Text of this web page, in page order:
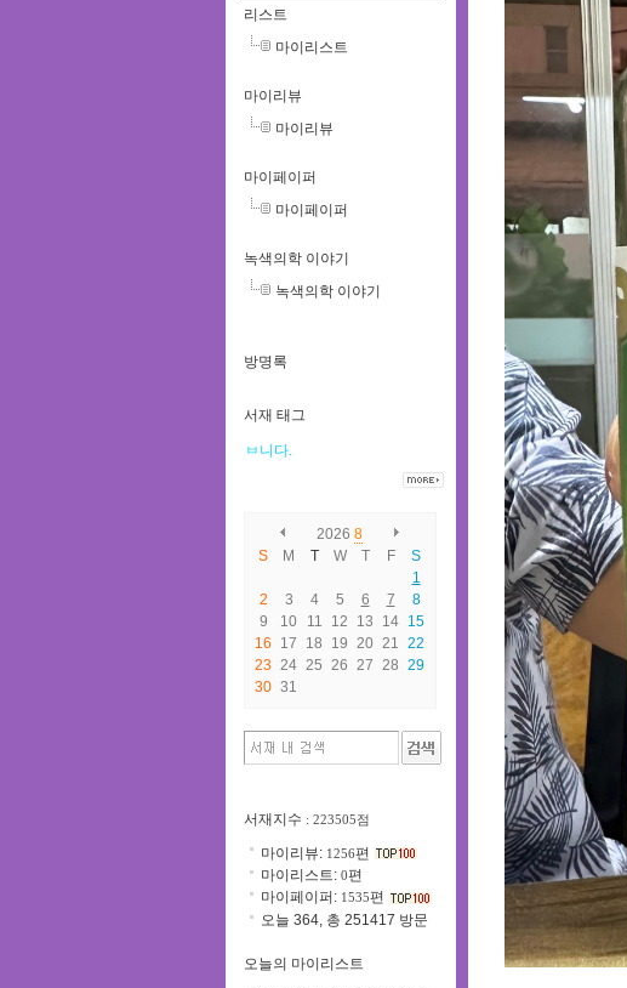
리스트
마이리스트
마이리뷰
마이리뷰
마이페이퍼
마이페이퍼
녹색의학 이야기
녹색의학 이야기
방명록
서재 태그
ㅂ니다.
2026 8
S
M T W T F
S
1
2
3 4 5 6 7
8
9
10 11 12 13 14 15
16
17 18 19 20 21
22
23 24 25 26 27 28 29
30 31
서재지수 : 223505점
마이리뷰: 1256편
마이리스트: 0편
마이페이퍼: 1535편
오늘 364, 총 251417 방문
오늘의 마이리스트